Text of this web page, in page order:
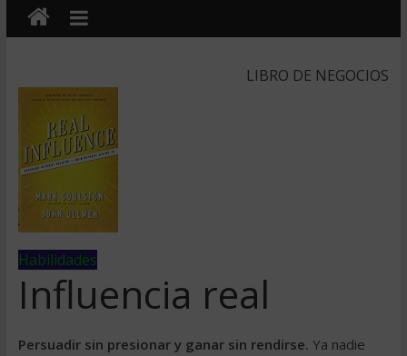
LIBRO DE NEGOCIOS
Habilidades
Influencia real
Persuadir sin presionar y ganar sin rendirse. Ya nadie